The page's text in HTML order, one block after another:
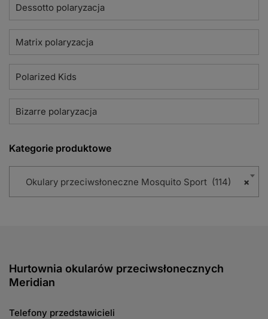
Dessotto polaryzacja
Matrix polaryzacja
Polarized Kids
Bizarre polaryzacja
Kategorie produktowe
×
Okulary przeciwsłoneczne Mosquito Sport (114)
Hurtownia okularów przeciwsłonecznych
Meridian
Telefony przedstawicieli